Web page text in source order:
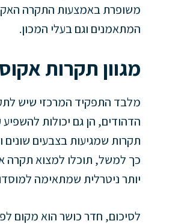
משופרת באמצעות התקרה
המתאמנים וגם בעלי המכון.
מגוון תקרות
מלבד התפקיד המרכזי שיש
הדהודים, הן גם יכולות
תקרות שמגיעות בצבעים
כך למשל, תוכלו למצוא תקרה
יותר ניטרלית שמתאימה
לסיכום, חדר כושר הוא מקום